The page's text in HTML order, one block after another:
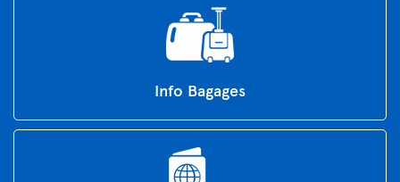
Info Bagages